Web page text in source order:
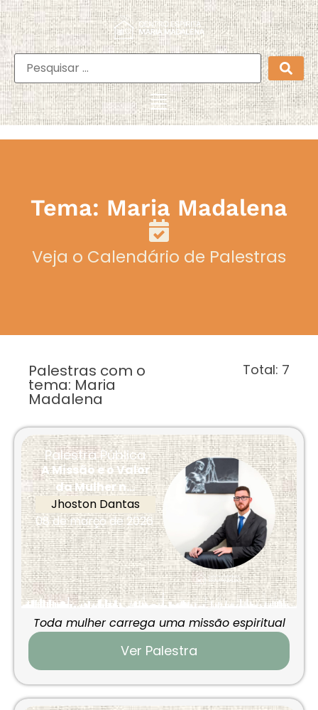
Tema: Maria Madalena
Veja o Calendário de Palestras
Palestras com o
tema: Maria
Madalena
Total: 7
Palestra Pública
A Missão e o Valor
da Mulher n...
Jhoston Dantas
08 de março de 2026
Toda mulher carrega uma missão espiritual
Ver Palestra